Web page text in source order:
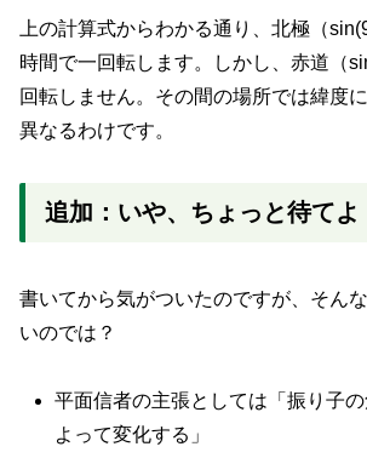
上の計算式からわかる通り、北極（
時間で一回転します。しかし、赤道（
回転しません。その間の場所では緯度
異なるわけです。
追加：いや、ちょっと待てよ
書いてから気がついたのですが、そん
いのでは？
平面信者の主張としては「振り子
よって変化する」